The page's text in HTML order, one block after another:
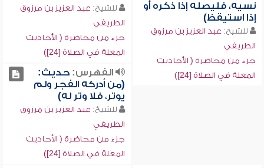
نسيه، فليصله إذا ذكره أو
إذا استيقظ)
للشيخ: عبد العزيز بن مرزوق
الطريفي
جزء من محاضرة ( الأحاديث
المعلة في الصلاة [24])
للشيخ: عبد العزيز بن مرزوق
الطريفي
جزء من محاضرة ( الأحاديث
المعلة في الصلاة [24])
الفهرس:حديث:
(من أدركه الفجر ولم
يوتر، فلا وتر له)
للشيخ: عبد العزيز بن مرزوق
الطريفي
جزء من محاضرة ( الأحاديث
المعلة في الصلاة [24])